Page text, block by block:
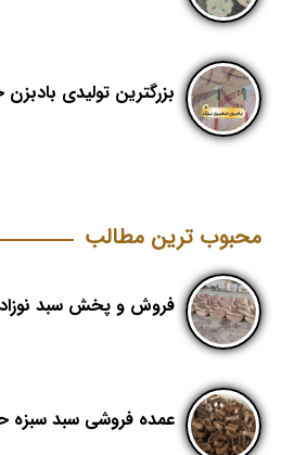
محبوب ترین مطالب